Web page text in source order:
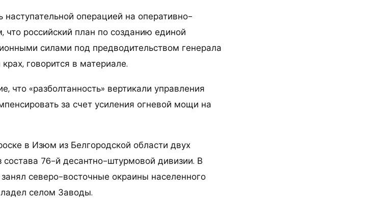
операцией на оперативно-
что российский план по созданию единой
силами под предводительством генерала
говорится в материале.
что «разболтанность» вертикали управления
за счет усиления огневой мощи на
в Изюм из Белгородской области двух
состава 76-й десантно-штурмовой дивизии. В
северо-восточные окраины населенного
селом Заводы.